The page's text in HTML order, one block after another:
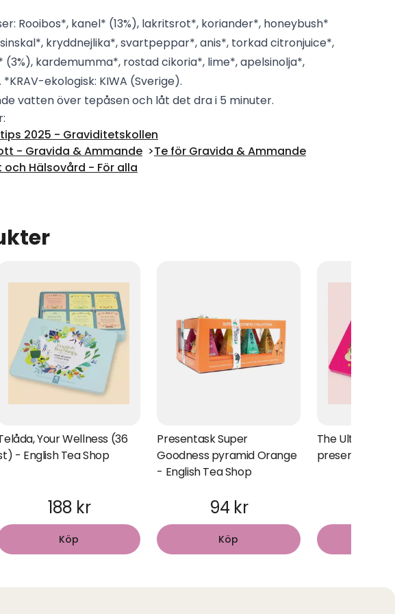
Rooibos*, kanel* (13%), lakritsrot*, koriander*, honeybush*
kryddnejlika*, svartpeppar*, anis*, torkad citronjuice*,
(3%), kardemumma*, rostad cikoria*, lime*, apelsinolja*,
ekologisk: KIWA (Sverige).
vatten över tepåsen och låt det dra i 5 minuter.
2025 - Graviditetskollen
- Gravida & Ammande
Te för Gravida & Ammande
och Hälsovård - För alla
Your Wellness (36
- English Tea Shop
188 kr
Köp
Presentask Super
Goodness pyramid Orange
- English Tea Shop
94 kr
Köp
The Ultimate
presentask